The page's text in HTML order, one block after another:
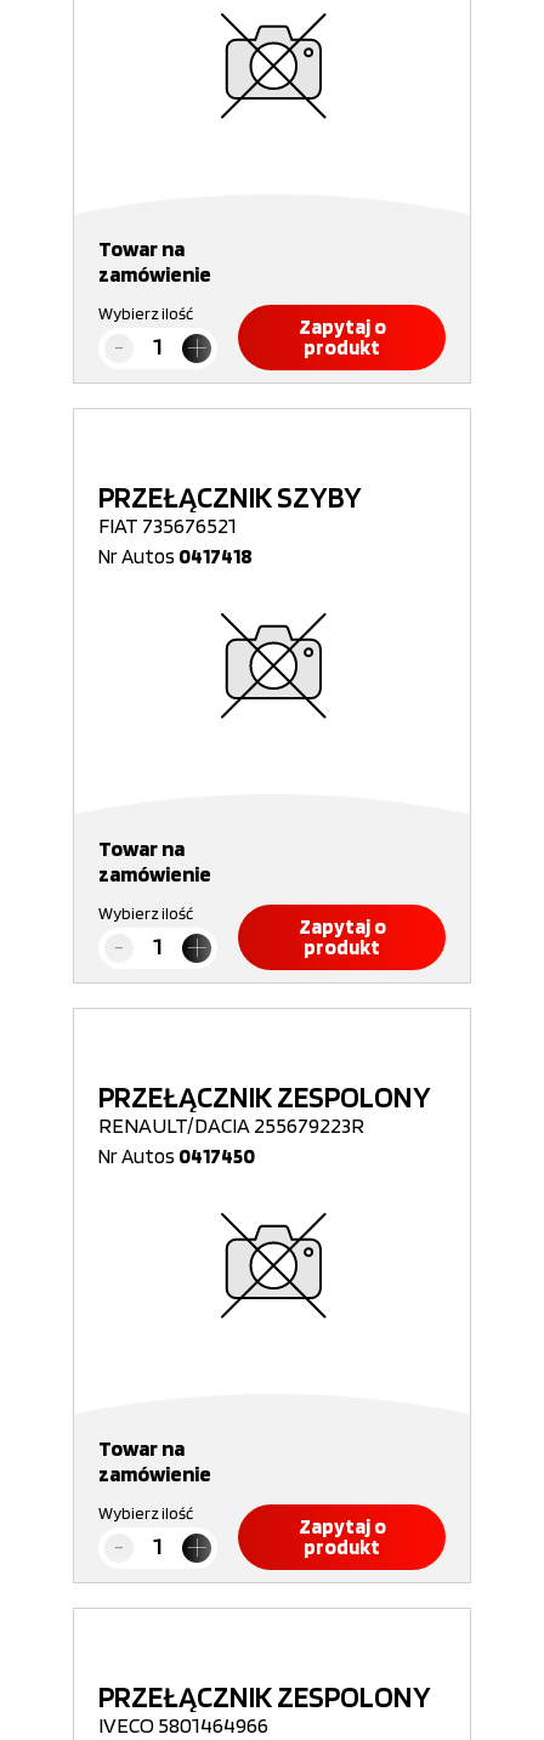
Towar na
zamówienie
Wybierz ilość
Zapytaj o
produkt
PRZEŁĄCZNIK SZYBY
FIAT 735676521
Nr Autos 0417418
Towar na
zamówienie
Wybierz ilość
Zapytaj o
produkt
PRZEŁĄCZNIK ZESPOLONY
RENAULT/DACIA 255679223R
Nr Autos 0417450
Towar na
zamówienie
Wybierz ilość
Zapytaj o
produkt
PRZEŁĄCZNIK ZESPOLONY
IVECO 5801464966